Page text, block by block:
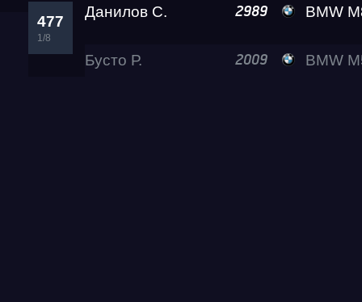
477
1/8
Данилов С. 2989 BMW M8
Бусто Р. 2009 BMW M5 Ramon